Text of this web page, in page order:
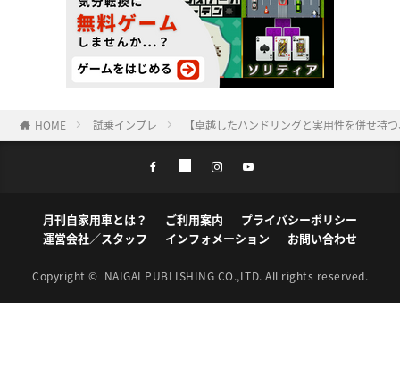
HOME 試乗インプレ 【卓越したハンドリングと実用性を併せ持
月刊自家用車とは？ ご利用案内
プライバシーポリシー
運営会社／スタッフ
インフォメーション お問い合わせ
Copyright © NAIGAI PUBLISHING CO.,LTD. All rights reserved.